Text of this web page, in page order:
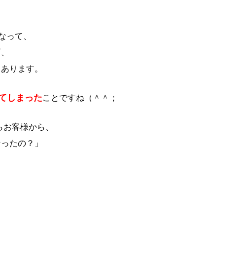
って、
ります。
しまったことですね（＾＾；
客様から、
たの？」